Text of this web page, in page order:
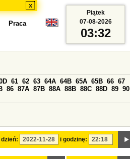
x
Praca
i godzinę:
61 62 63 64A 64B 65A 65B 66 67
86 87A 87B 88A 88B 88C 88D 89 90
Piątek
07-08-2026
03:32